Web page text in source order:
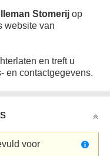
Stomerij op
website van
en treft u
en contactgegevens.
voor